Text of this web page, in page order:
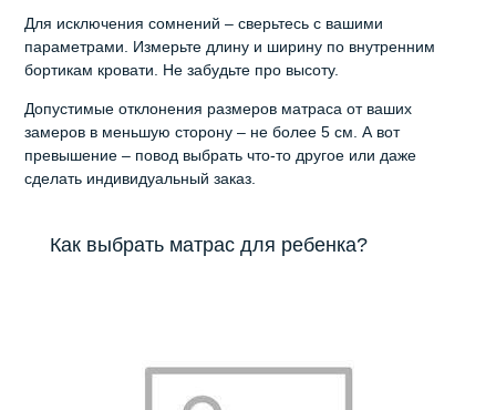
Для исключения сомнений – сверьтесь с вашими
параметрами. Измерьте длину и ширину по внутренним
бортикам кровати. Не забудьте про высоту.
Допустимые отклонения размеров матраса от ваших
замеров в меньшую сторону – не более 5 см. А вот
превышение – повод выбрать что-то другое или даже
сделать индивидуальный заказ.
Как выбрать матрас для ребенка?